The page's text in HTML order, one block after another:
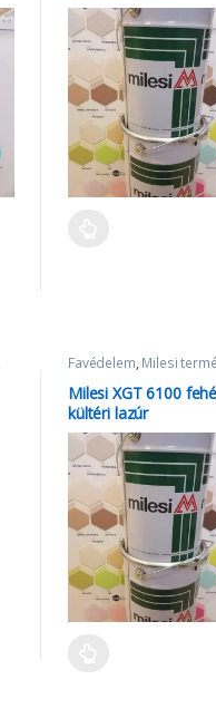
Favédelem, Milesi
Vízbázisú lazúrok
Milesi XGT 6100
kültéri lazúr